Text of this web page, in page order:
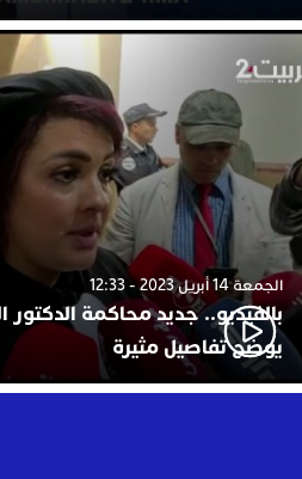
الجمعة 14 أبريل 2023 - 12:33
بالفيديو.. جديد محاكمة الدكتور
يوضح تفاصيل مثيرة